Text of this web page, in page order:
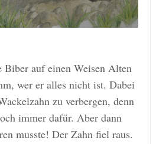
Biber aufeinen Weisen Alten
wer er alles nicht ist. Dabei
zu verbergen, denn
immer dafür. Aber dann
musste! Der Zahn fiel raus.